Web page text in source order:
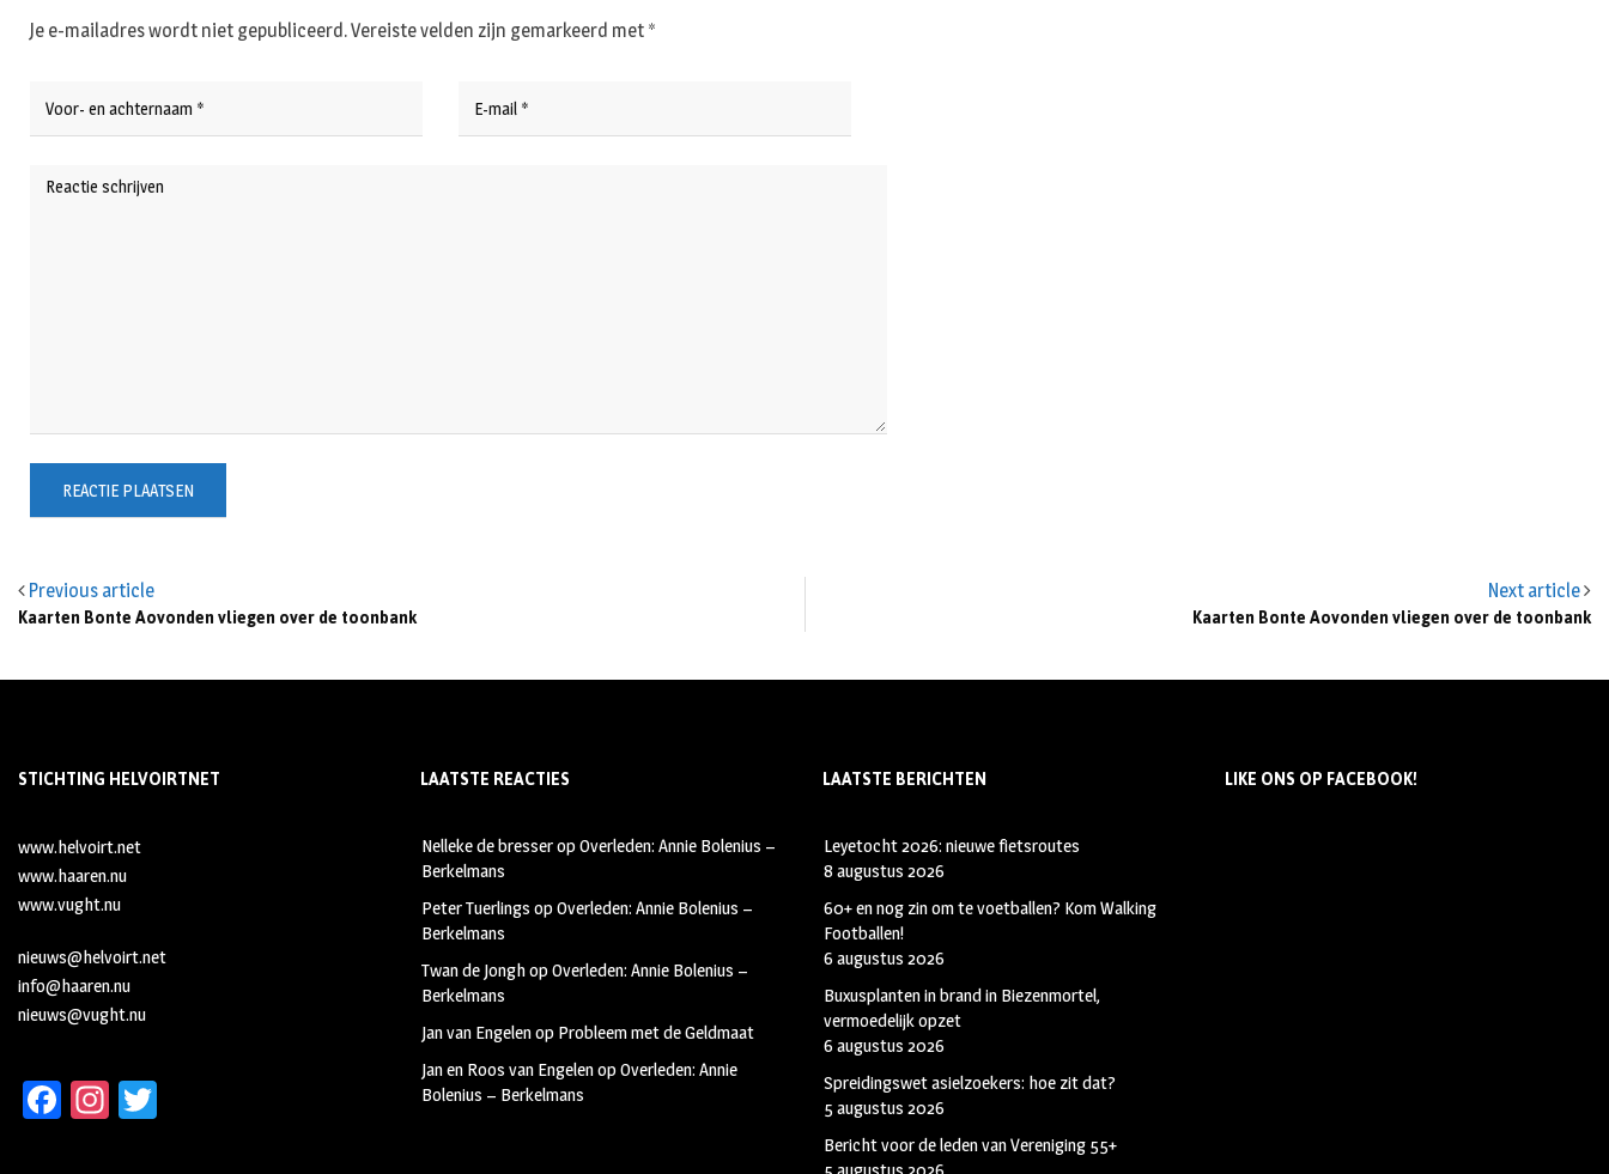
Previous article
Kaarten Bonte Aovonden vliegen over de toonbank
Next article
Kaarten Bonte Aovonden vliegen over de toonbank
Je e-mailadres wordt niet gepubliceerd.Vereiste velden zijn gemarkeerd met *
STICHTING HELVOIRTNET
www.helvoirt.net
www.haaren.nu
www.vught.nu
nieuws@helvoirt.net
info@haaren.nu
nieuws@vught.nu
Fa In
LAATSTE REACTIES
Nelleke de bresseropOverleden: Annie Bolenius –
Berkelmans
Peter Tuerlings opOverleden: Annie Bolenius –
Berkelmans
Twan de JonghopOverleden: Annie Bolenius –
Berkelmans
Jan van Engelenop Probleem met de Geldmaat
Jan en Roos van EngelenopOverleden: Annie
Bolenius – Berkelmans
LAATSTE BERICHTEN
Leyetocht 2026: nieuwe fietsroutes
8 augustus 2026
60+ en nog zin om te voetballen? Kom Walking
Footballen!
6 augustus 2026
Buxusplanten in brand in Biezenmortel,
vermoedelijk opzet
6 augustus 2026
Spreidingswet asielzoekers: hoe zit dat?
5 augustus 2026
Bericht voor de leden van Vereniging 55+
LIKE ONS OP FACEBOOK!